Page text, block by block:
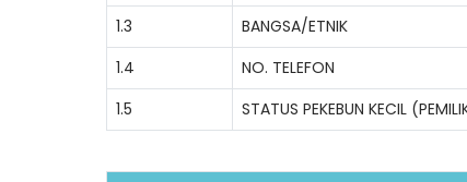
1.3
BANGSA/ETNIK
1.4
NO. TELEFON
1.5
STATUS PEKEBUN KECIL